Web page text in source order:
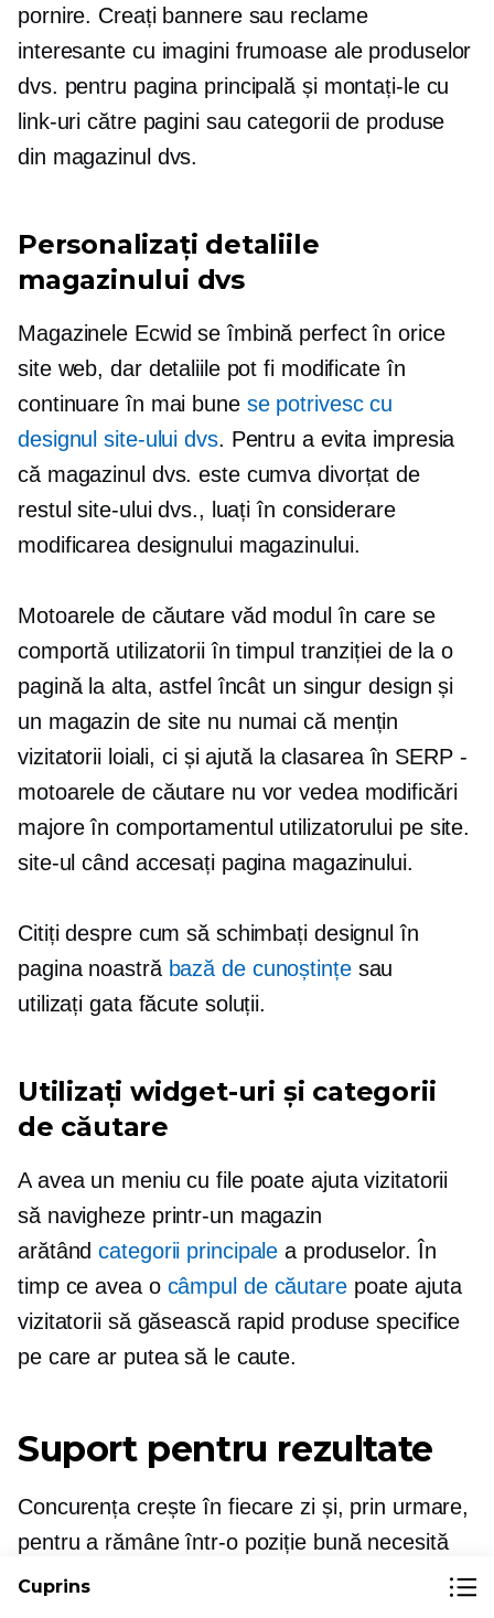
pornire. Creați bannere sau reclame
interesante cu imagini frumoase ale produselor
dvs. pentru pagina principală și montați-le cu
link-uri către pagini sau categorii de produse
din magazinul dvs.
Personalizați detaliile
magazinului dvs
Magazinele Ecwid se îmbină perfect în orice
site web, dar detaliile pot fi modificate în
continuare în mai bune se potrivesc cu
designul site-ului dvs. Pentru a evita impresia
că magazinul dvs. este cumva divorțat de
restul site-ului dvs., luați în considerare
modificarea designului magazinului.
Motoarele de căutare văd modul în care se
comportă utilizatorii în timpul tranziției de la o
pagină la alta, astfel încât un singur design și
un magazin de site nu numai că mențin
vizitatorii loiali, ci și ajută la clasarea în SERP -
motoarele de căutare nu vor vedea modificări
majore în comportamentul utilizatorului pe site.
site-ul când accesați pagina magazinului.
Citiți despre cum să schimbați designul în
pagina noastră bază de cunoștințesau
utilizați gata făcutesoluții.
Utilizați widget-uri și categorii
de căutare
A avea un meniu cu file poate ajuta vizitatorii
să navigheze printr-un magazin
arătândcategorii principale a produselor. În
timp ce avea o câmpul de căutarepoate ajuta
vizitatorii să găsească rapid produse specifice
pe care ar putea să le caute.
Suport pentru rezultate
Concurența crește în fiecare zi și, prin urmare,
pentru a rămâne într-o poziție bună necesită
întreținere. Așadar, nu lăsați să vă scape toată
Cuprins